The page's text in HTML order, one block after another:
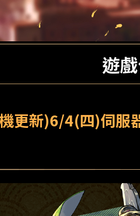
遊
機更新)6/4(四)伺服